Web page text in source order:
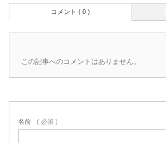
コメント ( 0 )
この記事へのコメントはありません。
名前 ( 必須 )